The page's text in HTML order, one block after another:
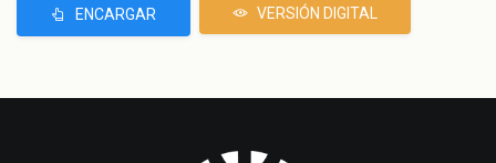
ENCARGAR VERSIÓN DIGITAL